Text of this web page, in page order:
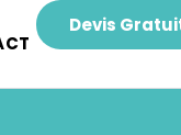
Devis